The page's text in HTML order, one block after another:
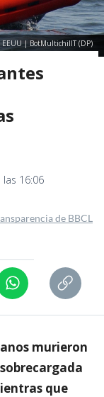
EEUU | BotMultichillT (DP)
16:06
de BBCL
murieron
que